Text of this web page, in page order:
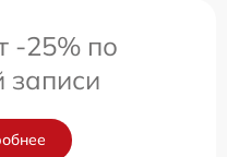
-25% по
записи